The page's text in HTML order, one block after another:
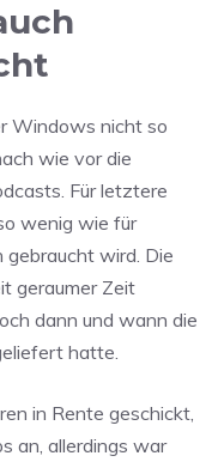
Windows nicht so
wie vor die
Für letztere
wenig wie für
gebraucht wird. Die
geraumer Zeit
dann und wann die
hatte.
in Rente geschickt,
an, allerdings war